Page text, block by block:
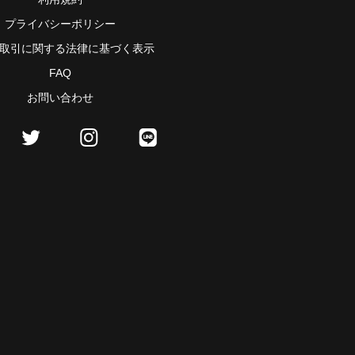
プライバシーポリシー
引に関する法律に基づく表示
FAQ
お問い合わせ